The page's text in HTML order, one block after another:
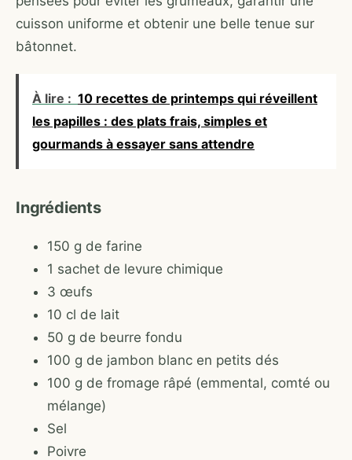
cuisson uniforme et obtenir une belle tenue sur
bâtonnet.
À lire : 10 recettes de printemps qui réveillent
les papilles : des plats frais, simples et
gourmands à essayer sans attendre
Ingrédients
150 g de farine
1 sachet de levure chimique
3 œufs
10 cl de lait
50 g de beurre fondu
100 g de jambon blanc en petits dés
100 g de fromage râpé (emmental, comté ou
mélange)
Sel
Poivre